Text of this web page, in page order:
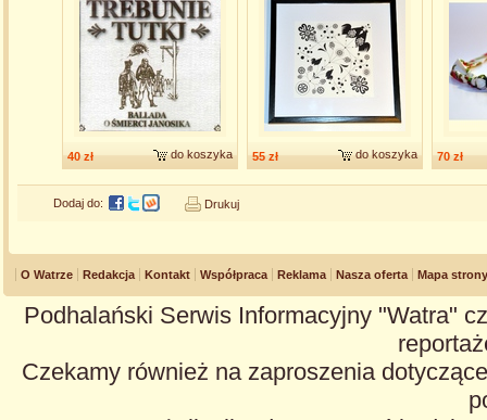
40 zł do koszyka 55 zł do koszyka 70 zł
Dodaj do: Drukuj
O Watrze Redakcja Kontakt Współpraca Reklama Nasza oferta Mapa strony
Podhalański Serwis Informacyjny "Watra"
Czekamy również na zaproszenia